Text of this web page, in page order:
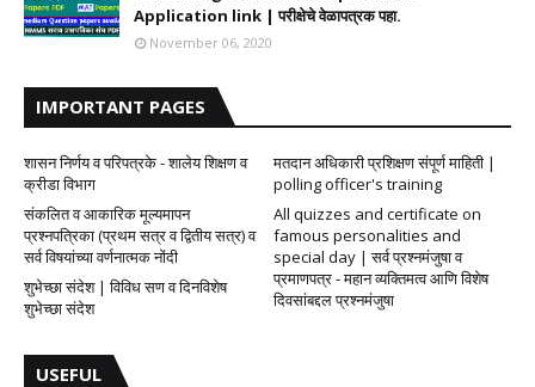
Application link | परीक्षेचे वेळापत्रक पहा.
November 06, 2020
IMPORTANT PAGES
शासन निर्णय व परिपत्रके - शालेय शिक्षण व
क्रीडा विभाग
मतदान अधिकारी प्रशिक्षण संपूर्ण माहिती |
polling officer's training
संकलित व आकारिक मूल्यमापन
प्रश्नपत्रिका (प्रथम सत्र व द्वितीय सत्र) व
सर्व विषयांच्या वर्णनात्मक नोंदी
All quizzes and certificate on
famous personalities and
special day | सर्व प्रश्नमंजुषा व
प्रमाणपत्र - महान व्यक्तिमत्व आणि विशेष
दिवसांबद्दल प्रश्नमंजुषा
शुभेच्छा संदेश | विविध सण व दिनविशेष
शुभेच्छा संदेश
USEFUL